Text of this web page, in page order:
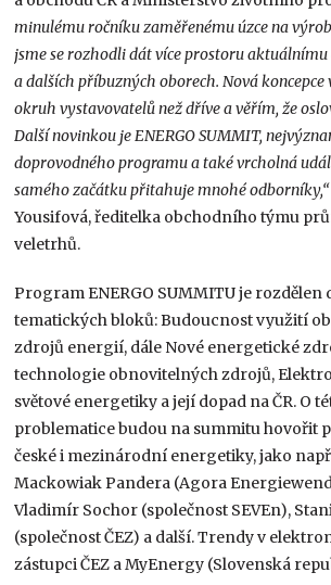
minulému ročníku zaměřenému úzce na
jsme se rozhodli dát více prostoru aktuálnímu
a dalších příbuzných oborech. Nová
okruh vystavovatelů než dříve a věřím, že
Další novinkou je ENERGO SUMMIT,
doprovodného programu a také vrcholná
samého začátku přitahuje mnohé odborníky,“
Yousifová, ředitelka obchodního týmu
veletrhů.
Program ENERGO SUMMITU je rozdělen
tematických bloků: Budoucnost využití
zdrojů energií, dále Nové energetické
technologie obnovitelných zdrojů,
světové energetiky a její dopad na ČR. O
problematice budou na summitu hovořit
české i mezinárodní energetiky, jako
Mackowiak Pandera (Agora
Vladimír Sochor (společnost SEVEn),
(společnost ČEZ) a další. Trendy v
zástupci ČEZ a MyEnergy (Slovenská